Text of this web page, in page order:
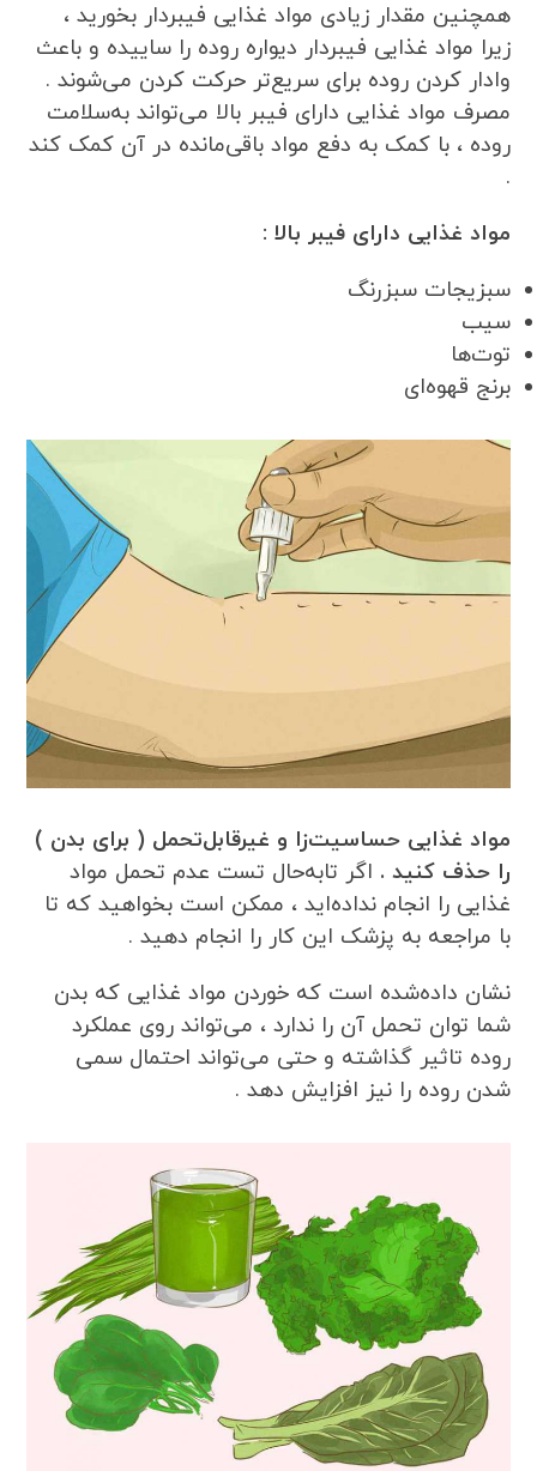
همچنین مقدار زیادی مواد غذایی فیبردار بخورید ،
زیرا مواد غذایی فیبردار دیواره روده را ساییده و باعث
وادار کردن روده برای سریع‌تر حرکت کردن می‌شوند .
مصرف مواد غذایی دارای فیبر بالا می‌تواند به‌سلامت
روده ، با کمک به دفع مواد باقی‌مانده در آن کمک کند
.
مواد غذایی دارای فیبر بالا :
سبزیجات سبزرنگ
سیب
توت‌ها
برنج قهوه‌ای
مواد غذایی حساسیت‌زا و غیرقابل‌تحمل ( برای بدن )
را حذف کنید . اگر تابه‌حال تست عدم تحمل مواد
غذایی را انجام نداده‌اید ، ممکن است بخواهید که تا
با مراجعه به پزشک این کار را انجام دهید .
نشان داده‌شده است که خوردن مواد غذایی که بدن
شما توان تحمل آن را ندارد ، می‌تواند روی عملکرد
روده تاثیر گذاشته و حتی می‌تواند احتمال سمی
شدن روده را نیز افزایش دهد .